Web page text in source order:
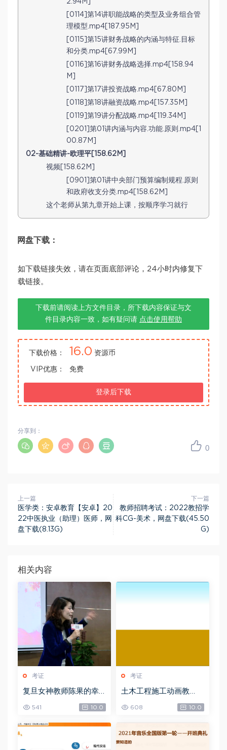
2.94M]
[0114]第14讲职能战略的类型及业务组合管
理模型.mp4[187.95M]
[0115]第15讲财务战略的内涵与特征.目标
和分类.mp4[67.99M]
[0116]第16讲财务战略选择.mp4[158.94
M]
[0117]第17讲投资战略.mp4[67.80M]
[0118]第18讲融资战略.mp4[157.35M]
[0119]第19讲分配战略.mp4[119.34M]
[0201]第01讲内涵与内容.功能.原则.mp4[1
00.87M]
02-基础精讲-欧理平[158.62M]
视频[158.62M]
[0901]第01讲中央部门预算编制规程.原则
和政府收支分类.mp4[158.62M]
这个老师从第九章开始上课，按顺序学习就行
网盘下载：
如下载链接失效，请在页面底部评论，24小时内修复下
载链接。
下载前请阅读上方文件目录，所下载内容保证与文
件目录内容一致，如有疑问请 点击使用帮助
下载价格： 16.0 资源币
VIP优惠： 免费
登录后下载
0
分享到：
上一篇
医学类：安卓教育【安卓】20
22中医执业（助理）医师，网
盘下载(8.13G)
下一篇
教师招聘考试：2022教招学
科CG-美术，网盘下载(45.50
G)
相关内容
考证
复旦女神教师陈果的幸
福哲学课 换个活法【完
结】，网盘下载(2.18G)
541 10.0
考证
土木工程施工动画教
程，网盘下载(1.21G)
608 10.0